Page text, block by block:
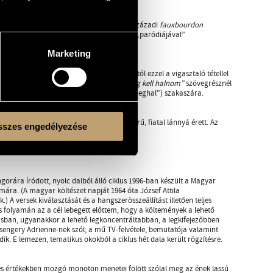
Marketing
engedélyezése
igazsága. A XIV-XV. századi fauxbourdon
kántálását idéző deklamáció „paródiájával”
a tekintélyelvűség foglyaként élő Gregortól ezzel a vigasztaló tétellel
világát idéző szöveg és zene. A
„Meg kell halnom”szövegrésznél
kezdetű korál „Sterben ist” („meghal”) szakaszára.
a zöldbe. Grete, főhősünk húga gyönyörű, fiatal lánnyá érett. Az
a Pormacskák.
íródott, nyolc dalból álló ciklus 1996-ban készült a Magyar
(A magyar költészet napját 1964 óta József Attila
A versek kiválasztását és a hangszerösszeállítást illetően teljes
az a cél lebegett előttem, hogy a költemények a lehető
ugyanakkor a lehető legkoncentráltabban, a legkifejezőbben
Adrienne-nek szól; a mű TV-felvétele, bemutatója valamint
E lemezen, tematikus okokból a ciklus hét dala került rögzítésre.
értékekben mozgó monoton menetei fölött szólal meg az ének lassú